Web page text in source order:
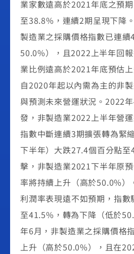
業家數遠高於2021年底之預
至38.8%，連續2期呈現下降
製造業之採購價格指數已連
50.0%），且2022上半年回
業比例遠高於2021年底預估
自2020年起以內需為主的非
與預測未來營運狀況。2022
發，非製造業2022上半年營
指數中斷連續3期擴張轉為緊
下半年）大跌27.4個百分點
擊，非製造業2021下半年原
率將持續上升（高於50.0%）
利潤率表現遠不如預期，指
至41.5%，轉為下降（低於
年6月，非製造業之採購價格
上升（高於50.0%），且在